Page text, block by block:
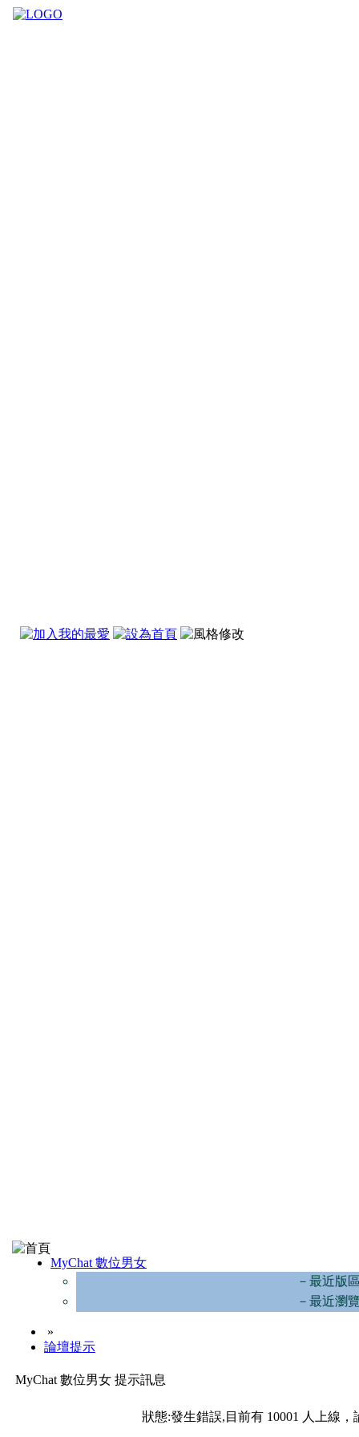
MyChat 數位男女
－最近版
－最近瀏
»
論壇提示
MyChat 數位男女 提示訊息
狀態:發生錯誤,目前有 10001 人上線